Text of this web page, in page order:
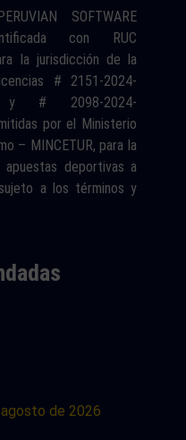
SOFTWARE
con RUC
la jurisdicción de la
# 2151-2024-
y # 2098-2024-
por el Ministerio
– MINCETUR, para la
deportivas a
a los términos y
de 2026